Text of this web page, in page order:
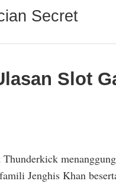
Secret
Slot
Jenghis Khan